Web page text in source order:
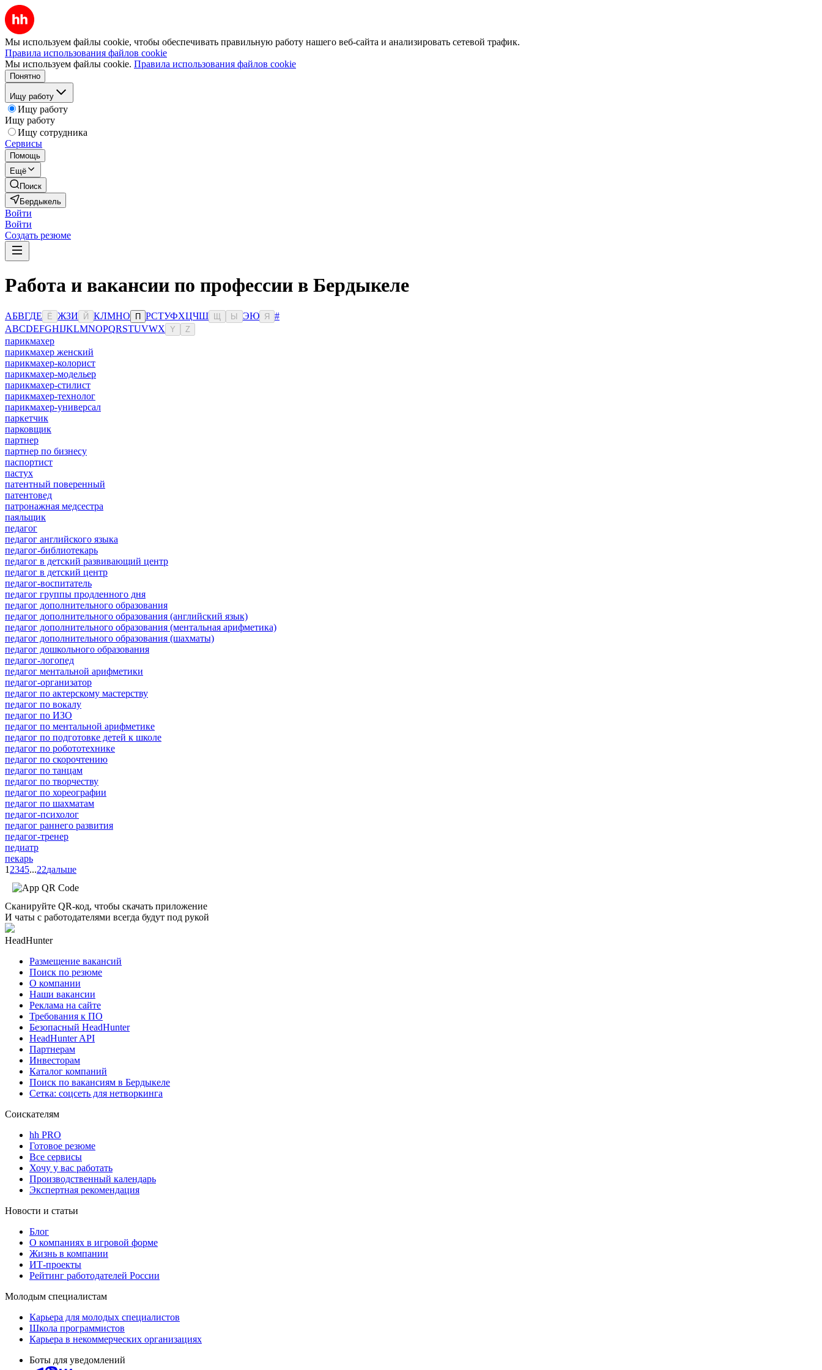
Мы используем файлы cookie, чтобы обеспечивать правильную работу нашего веб-сайта и анализировать сетевой трафик.
Правила использования файлов cookie
Мы используем файлы cookie. Правила использования файлов cookie
Понятно
Ищу работу
Ищу работу
Ищу работу
Ищу сотрудника
Сервисы
Помощь
Ещё
Поиск
Бердыкель
Войти
Войти
Создать резюме
Работа и вакансии по профессии в Бердыкеле
АБВГДЕ Ё ЖЗИ Й КЛМНО П РСТУФХЦЧШ Ы ЭЮ Я
#
ABCDEFGHIJKLMNOPQRSTUVWX Y Z
парикмахер
парикмахер женский
парикмахер-колорист
парикмахер-модельер
парикмахер-стилист
парикмахер-технолог
парикмахер-универсал
паркетчик
парковщик
партнер
партнер по бизнесу
паспортист
пастух
патентный поверенный
патентовед
патронажная медсестра
паяльщик
педагог
педагог английского языка
педагог-библиотекарь
педагог в детский развивающий центр
педагог в детский центр
педагог-воспитатель
педагог группы продленного дня
педагог дополнительного образования
педагог дополнительного образования (английский язык)
педагог дополнительного образования (ментальная арифметика)
педагог дополнительного образования (шахматы)
педагог дошкольного образования
педагог-логопед
педагог ментальной арифметики
педагог-организатор
педагог по актерскому мастерству
педагог по вокалу
педагог по ИЗО
педагог по ментальной арифметике
педагог по подготовке детей к школе
педагог по робототехнике
педагог по скорочтению
педагог по танцам
педагог по творчеству
педагог по хореографии
педагог по шахматам
педагог-психолог
педагог раннего развития
педагог-тренер
педиатр
пекарь
1 2345...22дальше
Сканируйте QR-код, чтобы скачать приложение
И чаты с работодателями всегда будут под рукой
HeadHunter
Размещение вакансий
Поиск по резюме
О компании
Наши вакансии
Реклама на сайте
Требования к ПО
Безопасный HeadHunter
HeadHunter API
Партнерам
Инвесторам
Каталог компаний
Поиск по вакансиям в Бердыкеле
Сетка: соцсеть для нетворкинга
Соискателям
hh PRO
Готовое резюме
Все сервисы
Хочу у вас работать
Производственный календарь
Экспертная рекомендация
Новости и статьи
Блог
О компаниях в игровой форме
Жизнь в компании
ИТ-проекты
Рейтинг работодателей России
Молодым специалистам
Карьера для молодых специалистов
Школа программистов
Карьера в некоммерческих организациях
Боты для уведомлений